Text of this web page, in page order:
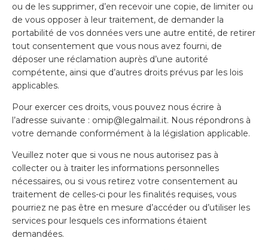
ou de les supprimer, d’en recevoir une copie, de limiter ou
de vous opposer à leur traitement, de demander la
portabilité de vos données vers une autre entité, de retirer
tout consentement que vous nous avez fourni, de
déposer une réclamation auprès d’une autorité
compétente, ainsi que d’autres droits prévus par les lois
applicables.
Pour exercer ces droits, vous pouvez nous écrire à
l’adresse suivante : omip@legalmail.it. Nous répondrons à
votre demande conformément à la législation applicable.
Veuillez noter que si vous ne nous autorisez pas à
collecter ou à traiter les informations personnelles
nécessaires, ou si vous retirez votre consentement au
traitement de celles-ci pour les finalités requises, vous
pourriez ne pas être en mesure d’accéder ou d’utiliser les
services pour lesquels ces informations étaient
demandées.